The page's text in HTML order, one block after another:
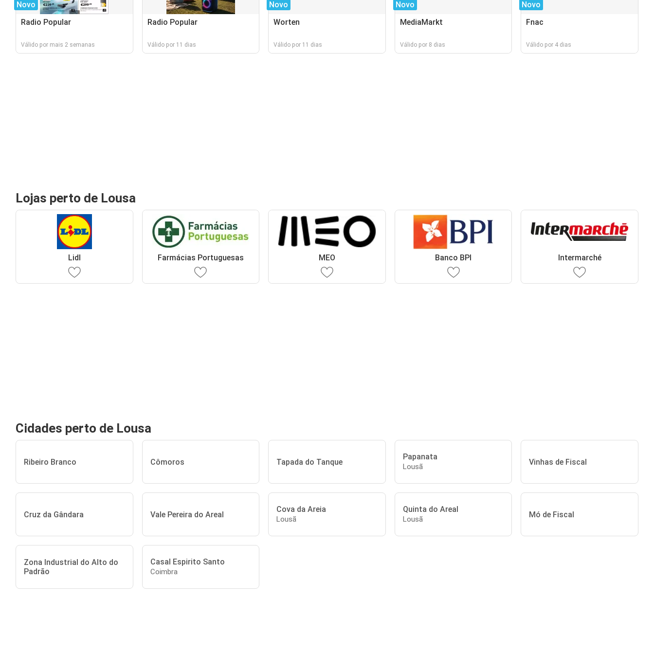
Novo
Radio Popular
Válido por mais 2 semanas
Radio Popular
Válido por 11 dias
Novo
Worten
Válido por 11 dias
Novo
MediaMarkt
Válido por 8 dias
Novo
Fnac
Válido por 4 dias
Lojas perto de Lousa
Lidl Farmácias Portuguesas MEO Banco BPI Intermarché
Cidades perto de Lousa
Ribeiro Branco Cômoros Tapada do Tanque
Papanata
Lousã Vinhas de Fiscal
Cruz da Gândara Vale Pereira do Areal
Cova da Areia
Lousã
Quinta do Areal
Lousã Mó de Fiscal
Zona Industrial do Alto do
Padrão
Casal Espirito Santo
Coimbra